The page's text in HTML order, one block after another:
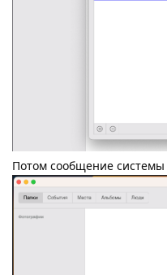
Потом сообщение системы